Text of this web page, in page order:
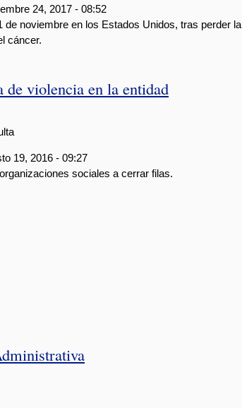
24, 2017 - 08:52
de noviembre en los Estados Unidos, tras perder la
cáncer.
violencia en la entidad
19, 2016 - 09:27
sociales a cerrar filas.